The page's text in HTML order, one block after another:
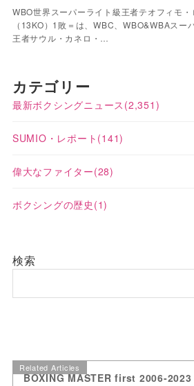
WBO世界スーパーライト級王者テオフィモ
（13KO）1敗＝は、WBC、WBO&WBAスー
王者サウル・カネロ・…
カテゴリー
最新ボクシングニュース (2,351)
SUMIO・レポート (141)
偉大なファイター(28)
ボクシングの歴史 (1)
検索
Related Articles
BOXING MASTER first 2006-2023